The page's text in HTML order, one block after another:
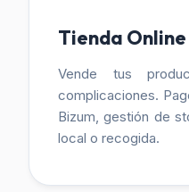
Tienda
Vende tus
complicaciones.
Bizum, gestión de
local o recogida.